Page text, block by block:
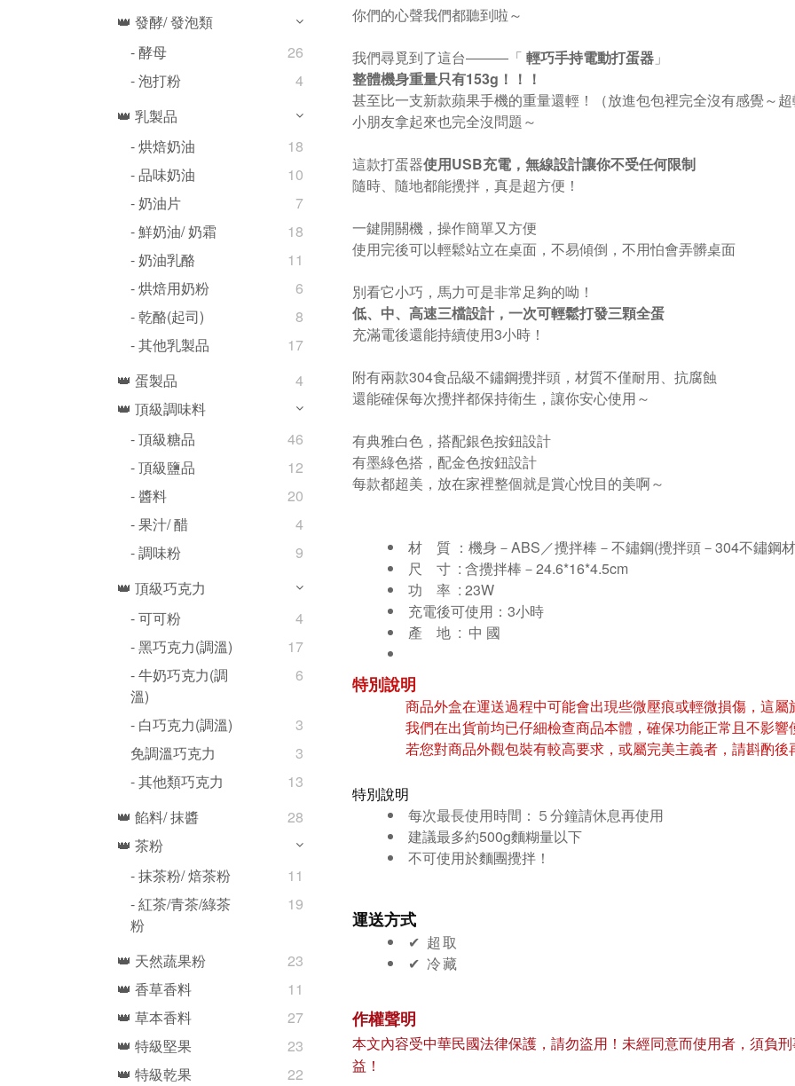
👑 發酵/ 發泡類
- 酵母
26
- 泡打粉
4
👑 乳製品
- 烘焙奶油
18
- 品味奶油
10
- 奶油片
7
- 鮮奶油/ 奶霜
18
- 奶油乳酪
11
- 烘焙用奶粉
6
- 乾酪(起司)
8
- 其他乳製品
17
👑 蛋製品
4
👑 頂級調味料
- 頂級糖品
46
- 頂級鹽品
12
- 醬料
20
- 果汁/ 醋
4
- 調味粉
9
👑 頂級巧克力
- 可可粉
4
- 黑巧克力(調溫)
17
- 牛奶巧克力(調
溫)
6
- 白巧克力(調溫)
3
免調溫巧克力
3
- 其他類巧克力
13
👑 餡料/ 抹醬
28
👑 茶粉
- 抹茶粉/ 焙茶粉
11
- 紅茶/青茶/綠茶
粉
19
👑 天然蔬果粉
23
👑 香草香料
11
👑 草本香料
27
👑 特級堅果
23
👑 特級乾果
22
你們的心聲我們都聽到啦～
我們尋覓到了這台―――「 輕巧手持電動打蛋器 」
整體機身重量只有153g！！！
甚至比一支新款蘋果手機的重量還輕！（放進包包裡完全沒有感覺～
小朋友拿起來也完全沒問題～
這款打蛋器使用USB充電，無線設計讓你不受任何限制
隨時、隨地都能攪拌，真是超方便！
一鍵開關機，操作簡單又方便
使用完後可以輕鬆站立在桌面，不易傾倒，不用怕會弄髒桌面
別看它小巧，馬力可是非常足夠的呦！
低、中、高速三檔設計，一次可輕鬆打發三顆全蛋
充滿電後還能持續使用3小時！
附有兩款304食品級不鏽鋼攪拌頭，材質不僅耐用、抗腐蝕
還能確保每次攪拌都保持衛生，讓你安心使用～
有典雅白色，搭配銀色按鈕設計
有墨綠色搭，配金色按鈕設計
每款都超美，放在家裡整個就是賞心悅目的美啊～
材 質 ：機身－ABS／攪拌棒－不鏽鋼(攪拌頭－304不鏽鋼
尺 寸 : 含攪拌棒－24.6*16*4.5cm
功 率 : 23W
充電後可使用：3小時
產 地 : 中 國
特別說明
商品外盒在運送過程中可能會出現些微壓痕或輕微損傷，這
我們在出貨前均已仔細檢查商品本體，確保功能正常且不影響
若您對商品外觀包裝有較高要求，或屬完美主義者，請斟酌
特別說明
每次最長使用時間：５分鐘請休息再使用
建議最多約500g麵糊量以下
不可使用於麵團攪拌！
運送方式
✔︎ 超取
✔︎ 冷藏
作權聲明
本文內容受中華民國法律保護，請勿盜用！未經同意而使用者，須負
益！